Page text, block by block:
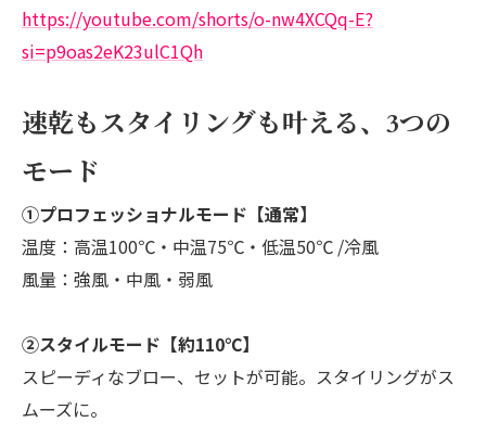
https://youtube.com/shorts/o-nw4XCQq-E?
si=p9oas2eK23ulC1Qh
速乾もスタイリングも叶える、3つの
モード
①プロフェッショナルモード【通常】
温度：高温100℃・中温75℃・低温50℃ /冷風
風量：強風・中風・弱風
②スタイルモード【約110℃】
スピーディなブロー、セットが可能。スタイリングがス
ムーズに。